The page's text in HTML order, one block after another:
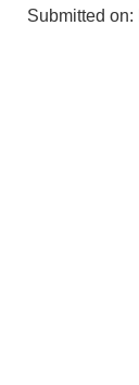
Submitted on: